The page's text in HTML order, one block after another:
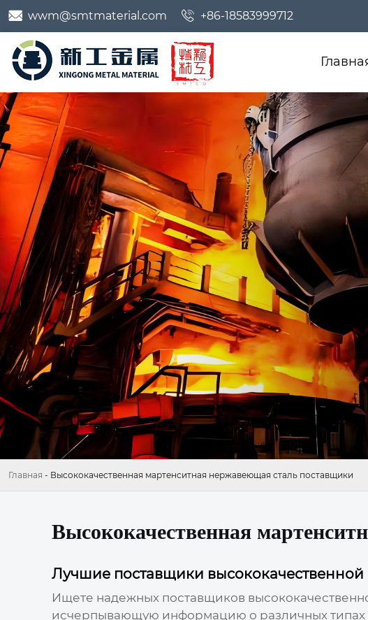
 wwm@smtmaterial.com  +86-18583999712
Главная - Высококачественная мартенситная нержавеющая сталь поставщики
Высококачественная
Лучшие поставщики
Ищете надежных поставщиков
исчерпывающую информацию о различных типах